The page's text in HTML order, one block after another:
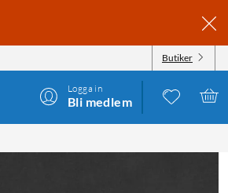
Butiker
Logga in
Bli medlem